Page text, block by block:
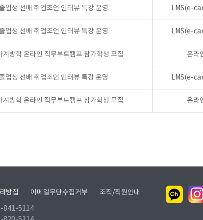
업생 선배 취업조언 인터뷰 특강 운영 LMS(e-
업생 선배 취업조언 인터뷰 특강 운영 LMS(e-
방학 온라인 직무부트캠프 참가학생 모집 온라
업생 선배 취업조언 인터뷰 특강 운영 LMS(e-
방학 온라인 직무부트캠프 참가학생 모집 온라
방침 이메일무단수집거부 조직/직원안내
841-5114